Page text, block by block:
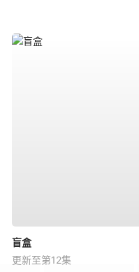
盲盒
更新至第12集